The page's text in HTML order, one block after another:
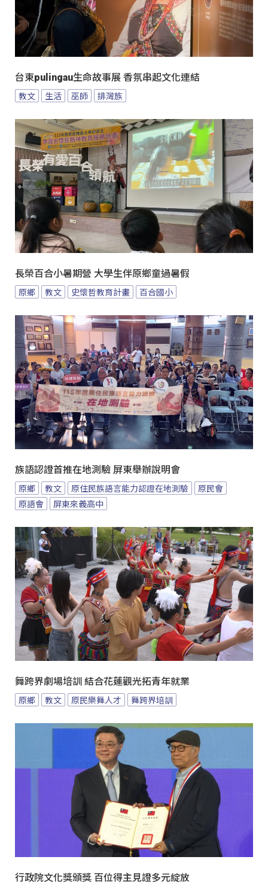
台東pulingau生命故事展 香氛串起文化連結
教文 生活 巫師 排灣族
長榮百合小暑期營 大學生伴原鄉童過暑假
原鄉 教文 史懷哲教育計畫 百合國小
族語認證首推在地測驗 屏東舉辦說明會
原鄉 教文 原住民族語言能力認證在地測驗
原民會
原語會
屏東來義高中
舞跨界劇場培訓 結合花蓮觀光拓青年就業
原鄉 教文 原民樂舞人才 舞跨界培訓
行政院文化獎頒獎 百位得主見證多元綻放